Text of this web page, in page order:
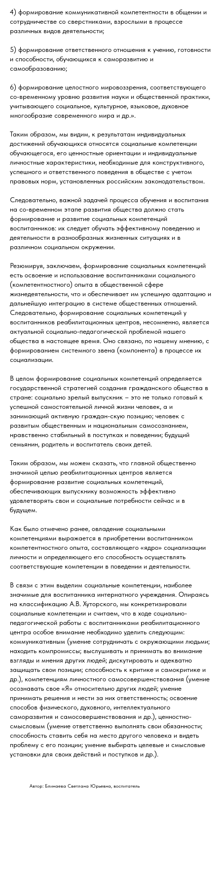
4) формирование коммуникативной компетентности в общении и
сотрудничестве со сверстниками, взрослыми в процессе
различных видов деятельности;
5) формирование ответственного отношения к учению, готовности
и способности, обучающихся к саморазвитию и
самообразованию;
6) формирование целостного мировоззрения, соответствующего
со-временному уровню развития науки и общественной практики,
учитывающего социальное, культурное, языковое, духовное
многообразие современного мира и др.».
Таким образом, мы видим, к результатам индивидуальных
достижений обучающихся относятся социальные компетенции
обучающегося, его ценностные ориентации и индивидуальные
личностные характеристики, необходимые для конструктивного,
успешного и ответственного поведения в обществе с учетом
правовых норм, установленных российским законодательством.
Следовательно, важной задачей процесса обучения и воспитания
на со-временном этапе развития общества должно стать
формирование и развитие социальных компетенций
воспитанников: их следует обучать эффективному поведению и
деятельности в разнообразных жизненных ситуациях и в
различном социальном окружении.
Резюмируя, заключаем, формирование социальных компетенций
есть освоение и использование воспитанниками социального
(компетентностного) опыта в общественной сфере
жизнедеятельности, что и обеспечивает им успешную адаптацию и
дальнейшую интеграцию в системе общественных отношений.
Следовательно, формирование социальных компетенций у
воспитанников реабилитационных центров, несомненно, является
актуальной социально-педагогической проблемой нашего
общества в настоящее время. Оно связано, по нашему мнению, с
формированием системного звена (компонента) в процессе их
социализации.
В целом формирование социальных компетенций определяется
государственной стратегией создания гражданского общества в
стране: социально зрелый выпускник – это не только готовый к
успешной самостоятельной личной жизни человек, а и
занимающий активную граждан-скую позицию; человек с
развитым общественным и национальным самосознанием,
нравственно стабильный в поступках и поведении; будущий
семьянин, родитель и воспитатель своих детей.
Таким образом, мы можем сказать, что главной общественно
значимой целью реабилитационных центров является
формирование развитие социальных компетенций,
обеспечивающих выпускнику возможность эффективно
удовлетворять свои и социальные потребности сейчас и в
будущем.
Как было отмечено ранее, овладение социальными
компетенциями выражается в приобретении воспитанником
компетентностного опыта, составляющего «ядро» социализации
личности и определяющего его способность осуществлять
соответствующие компетенции в поведении и деятельности.
В связи с этим выделим социальные компетенции, наиболее
значимые для воспитанника интернатного учреждения. Опираясь
на классификацию А.В. Хуторского, мы конкретизировали
социальные компетенции и считаем, что в ходе социально-
педагогической работы с воспитанниками реабилитационного
центра особое внимание необходимо уделить следующим:
коммуникативным (умение сотрудничать с окружающими людьми;
находить компромиссы; выслушивать и принимать во внимание
взгляды и мнения других людей; дискутировать и адекватно
защищать свои позиции; способность к критике и самокритике и
др.), компетенциям личностного самосовершенствования (умение
осознавать свое «Я» относительно других людей; умение
принимать решения и нести за них ответственность; освоение
способов физического, духовного, интеллектуального
саморазвития и самосовершенствования и др.), ценностно-
смысловым (умение ответственно выполнять свои обязанности;
способность ставить себя на место другого человека и видеть
проблему с его позиции; умение выбирать целевые и смысловые
установки для своих действий и поступков и др.).
Автор: Блинаева Светлана Юрьевна, воспитатель